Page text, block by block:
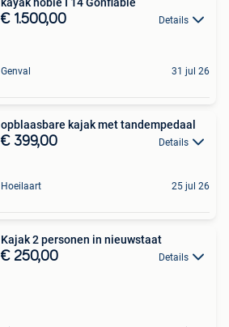
€ 1.500,00 Details
Genval 31 jul 26
opblaasbare kajak met tandempedaal
€ 399,00 Details
Hoeilaart 25 jul 26
Kajak 2 personen in nieuwstaat
€ 250,00 Details